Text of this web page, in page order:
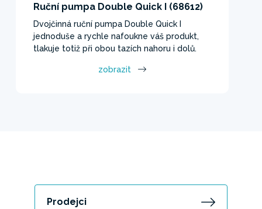
Ruční pumpa Double Quick I (68612)
Dvojčinná ruční pumpa Double Quick I
jednoduše a rychle nafoukne váš produkt,
tlakuje totiž při obou tazích nahoru i dolů.
zobrazit
Prodejci